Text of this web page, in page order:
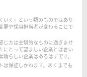
いく」という類のものではあり
更や採用担当者が変わることで
じ方は主観的なものに過ぎませ
にとって望ましい企業とは言い
らしい企業はあるはずです。
は保証しかねます。あくまでも